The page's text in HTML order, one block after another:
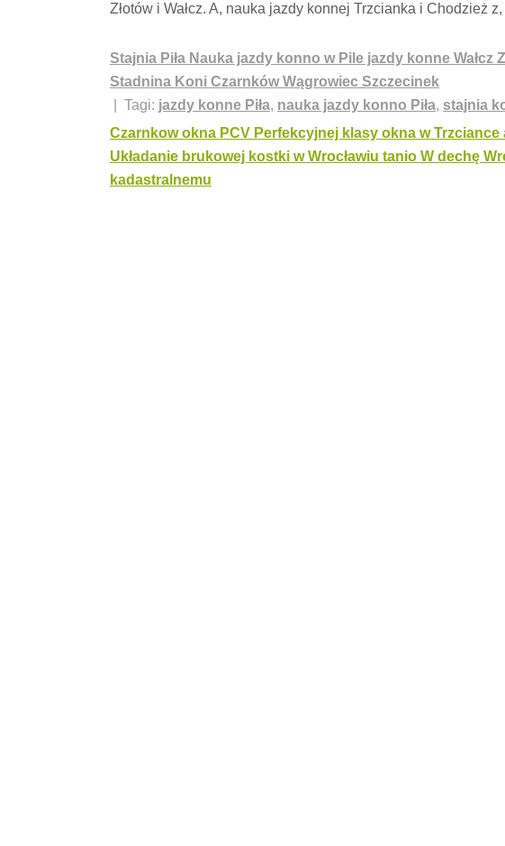
Złotów i Wałcz. A, nauka jazdy konnej Trzcianka i Chodzież z,
Stajnia Piła Nauka jazdy konno w Pile jazdy konne Wałcz
Stadnina Koni Czarnków Wągrowiec Szczecinek
| Tagi: jazdy konne Piła, nauka jazdy konno Piła, stajnia
Nawigacja
wpisu
Czarnkow okna PCV Perfekcyjnej klasy okna w
Układanie brukowej kostki w Wrocławiu tanio W dechę
kadastralnemu